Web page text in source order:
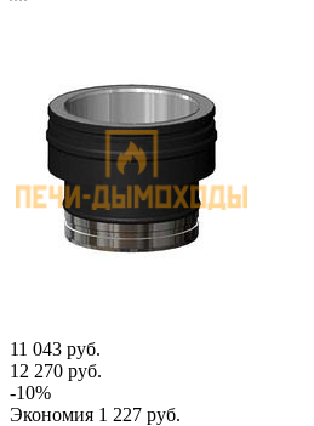
11 043 руб.
12 270 руб.
-10%
Экономия 1 227 руб.